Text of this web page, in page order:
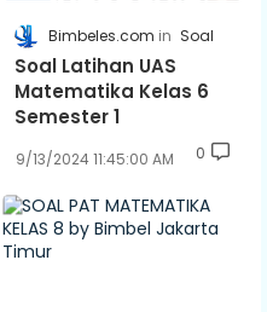
Bimbeles.com Soal
Soal Latihan UAS
Matematika Kelas 6
Semester 1
9/13/2024 11:45:00 AM 0